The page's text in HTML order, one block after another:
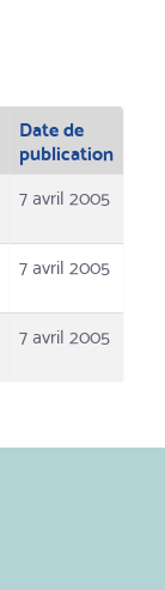
Date de
publication
7 avril 2005
7 avril 2005
7 avril 2005